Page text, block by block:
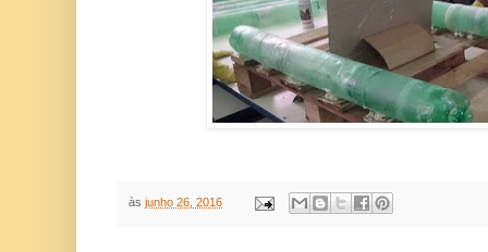
às junho 26, 2016